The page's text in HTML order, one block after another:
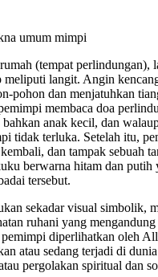
umum mimpi
(tempat perlindungan),
meliputi langit. Angin
pohon dan menjatuhkan
membaca doa
anak kecil, dan
tidak terluka. Setelah itu,
dan tampak sebuah
berwarna hitam dan putih
tersebut.
sekadar visual simbolik,
ruhani yang
diperlihatkan oleh
atau sedang terjadi di
pergolakan spiritual dan